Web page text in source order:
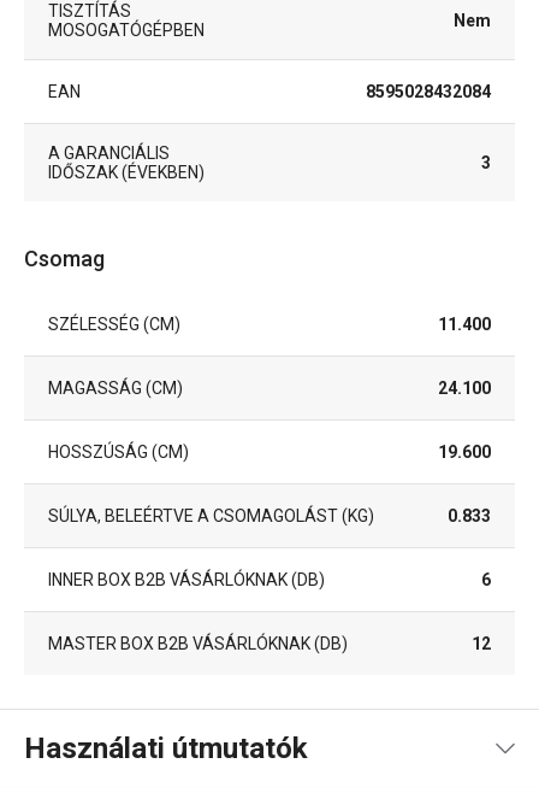
TISZTÍTÁS
MOSOGATÓGÉPBEN
Nem
EAN 8595028432084
A GARANCIÁLIS
IDŐSZAK (ÉVEKBEN)
3
Csomag
SZÉLESSÉG (CM) 11.400
MAGASSÁG (CM) 24.100
HOSSZÚSÁG (CM) 19.600
SÚLYA, BELEÉRTVE A CSOMAGOLÁST (KG) 0.833
INNER BOX B2B VÁSÁRLÓKNAK (DB) 6
MASTER BOX B2B VÁSÁRLÓKNAK (DB) 12
Használati útmutatók